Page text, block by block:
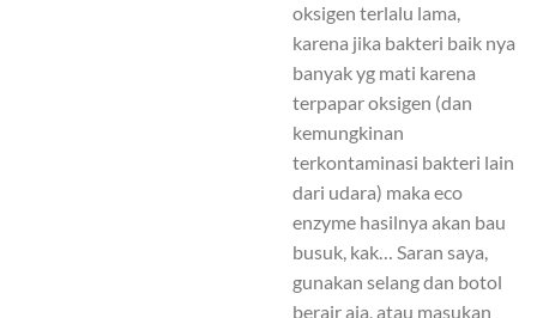
oksigen terlalu lama,
karena jika bakteri baik nya
banyak yg mati karena
terpapar oksigen (dan
kemungkinan
terkontaminasi bakteri lain
dari udara) maka eco
enzyme hasilnya akan bau
busuk, kak… Saran saya,
gunakan selang dan botol
berair aja, atau masukan